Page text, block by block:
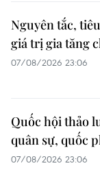
Nguyên tắc,
giá trị gia tăng
07/08/2026 23:06
Quốc hội thảo
quân sự, quốc
07/08/2026 23:06